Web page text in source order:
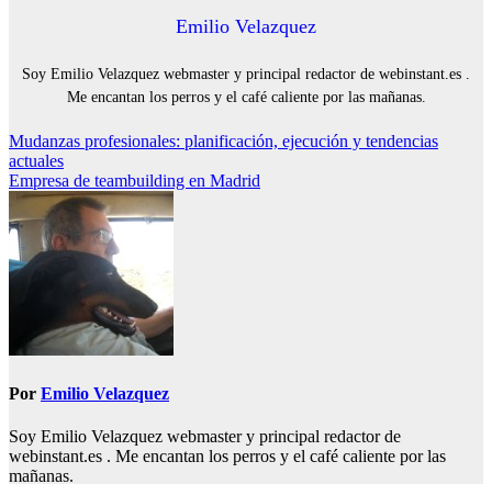
Emilio Velazquez
Soy Emilio Velazquez webmaster y principal redactor de webinstant.es .
Me encantan los perros y el café caliente por las mañanas.
Navegación
de
entradas
Mudanzas profesionales: planificación, ejecución y tendencias
actuales
Empresa de teambuilding en Madrid
Por Emilio Velazquez
Soy Emilio Velazquez webmaster y principal redactor de
webinstant.es . Me encantan los perros y el café caliente por las
mañanas.